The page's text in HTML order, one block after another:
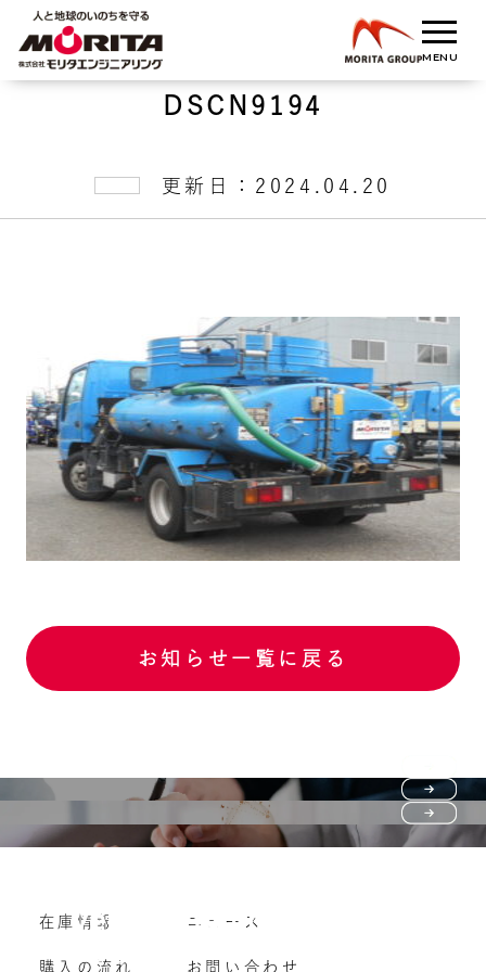
DSCN9194
更新日：2024.04.20
お知らせ一覧に戻る
購入の流れ
よくいただくご質問
Vehicle purchase
車両買い取り
在庫情報
購入の流れ
ニュース
お問い合わせ